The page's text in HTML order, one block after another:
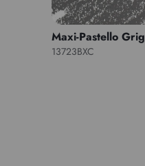
Maxi-Pastello
13723BXC